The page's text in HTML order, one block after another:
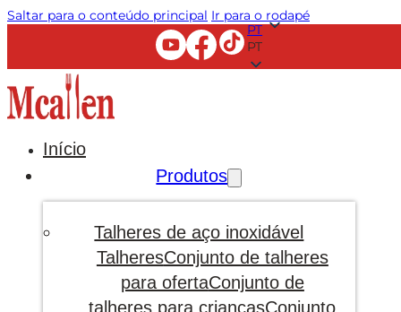
Saltar para o conteúdo principal Ir para o rodapé
PT
PT
Início
Produtos
Talheres de aço inoxidável
TalheresConjunto de talheres
para ofertaConjunto de
talheres para criançasConjunto